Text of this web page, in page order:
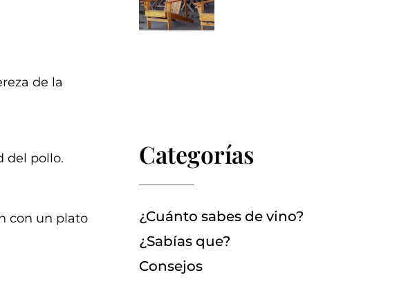
de la
del pollo.
con un plato
Categorías
¿Cuánto sabes de vino?
¿Sabías que?
Consejos